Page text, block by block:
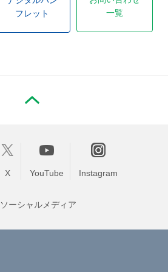
フレット
一覧
X YouTube Instagram
ソーシャルメディア